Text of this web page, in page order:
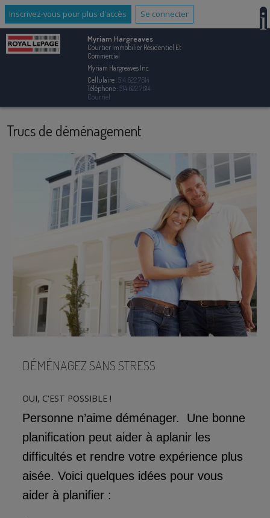
Inscrivez-vous pour plus d'accès Se connecter
Myriam Hargreaves
Courtier Immobilier Résidentiel Et
Commercial
Myriam Hargreaves Inc.
Cellulaire :514.622.7614
Téléphone :514.622.7614
Courriel
Trucs de déménagement
DÉMÉNAGEZ SANS STRESS
OUI, C'EST POSSIBLE !
Personne n’aime déménager. Une bonne
planification peut aider à aplanir les
difficultés et rendre votre expérience plus
aisée. Voici quelques idées pour vous
aider à planifier :